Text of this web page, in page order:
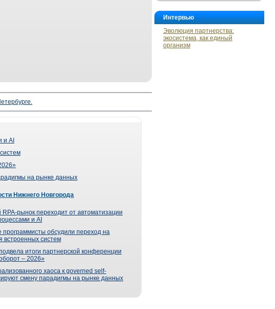
Интервью
Эволюция партнерства:
экосистема, как единый
организм
и AI
на рынке данных
Нижнего Новгорода
RPA-рынок переходит от автоматизации
и AI
обсудили переход на
встроенных систем
итоги партнерской конференции
– 2026»
хаоса к governed self-
смену парадигмы на рынке данных